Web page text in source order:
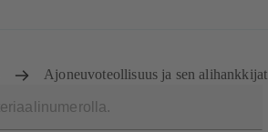
Ajoneuvoteollisuus ja sen alihankkijat